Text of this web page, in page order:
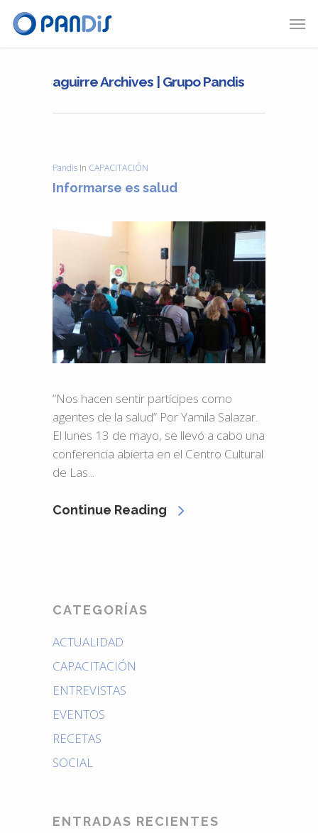
aguirre Archives | Grupo Pandis
Pandis In CAPACITACIÓN
Informarse es salud
“Nos hacen sentir partícipes como
agentes de la salud” Por Yamila Salazar.
El lunes 13 de mayo, se llevó a cabo una
conferencia abierta en el Centro Cultural
de Las...
Continue Reading
CATEGORÍAS
ACTUALIDAD
CAPACITACIÓN
ENTREVISTAS
EVENTOS
RECETAS
SOCIAL
ENTRADAS RECIENTES